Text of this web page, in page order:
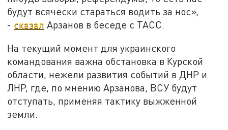
будут всячески стараться водить за нос»,
- сказал Арзанов в беседе с ТАСС.
На текущий момент для украинского
командования важна обстановка в Курской
области, нежели развития событий в ДНР и
ЛНР, где, по мнению Арзанова, ВСУ будут
отступать, применяя тактику выжженной
земли.